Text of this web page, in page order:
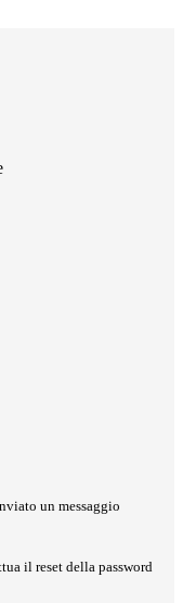
un messaggio
il reset della password